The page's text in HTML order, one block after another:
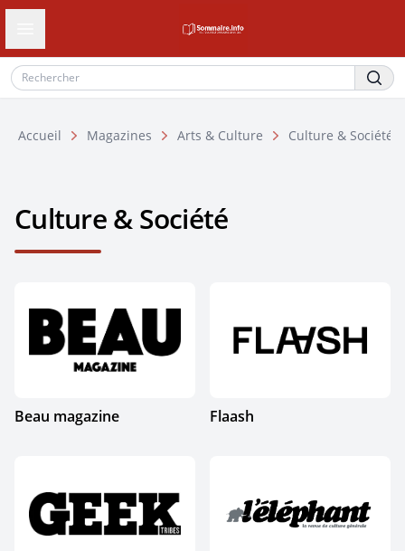
Ouvrir le tiroir de navigation
Accueil Magazines Arts & Culture Culture & Société
Culture & Société
Beau magazine Flaash